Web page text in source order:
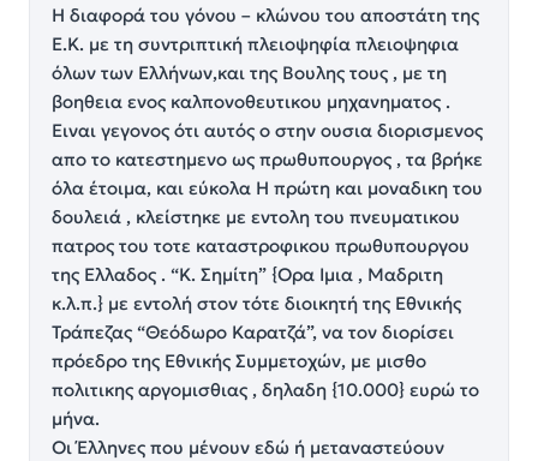
Η διαφορά του γόνου – κλώνου του αποστάτη της
Ε.Κ. με τη συντριπτική πλειοψηφία πλειοψηφια
όλων των Ελλήνων,και της Βουλης τους , με τη
βοηθεια ενος καλπονοθευτικου μηχανηματος .
Ειναι γεγονος ότι αυτός ο στην ουσια διορισμενος
απο το κατεστημενο ως πρωθυπουργος , τα βρήκε
όλα έτοιμα, και εύκολα Η πρώτη και μοναδικη του
δουλειά , κλείστηκε με εντολη του πνευματικου
πατρος του τοτε καταστροφικου πρωθυπουργου
της Ελλαδος . “Κ. Σημίτη” {Ορα Ιμια , Μαδριτη
κ.λ.π.} με εντολή στον τότε διοικητή της Εθνικής
Τράπεζας “Θεόδωρο Καρατζά”, να τον διορίσει
πρόεδρο της Εθνικής Συμμετοχών, με μισθο
πολιτικης αργομισθιας , δηλαδη {10.000} ευρώ το
μήνα.
Οι Έλληνες που μένουν εδώ ή μεταναστεύουν